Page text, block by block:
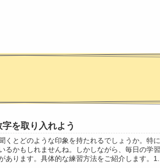
を取り入れよう
くとどのような印象を持たれるでしょうか。特
るかもしれませんね。しかしながら、毎日の学
あります。具体的な練習方法をご紹介します。